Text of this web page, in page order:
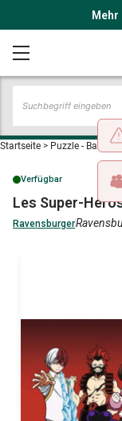
Startseite > Puzzle - Babys
Verfügbar
Les Super-
Ravensburger